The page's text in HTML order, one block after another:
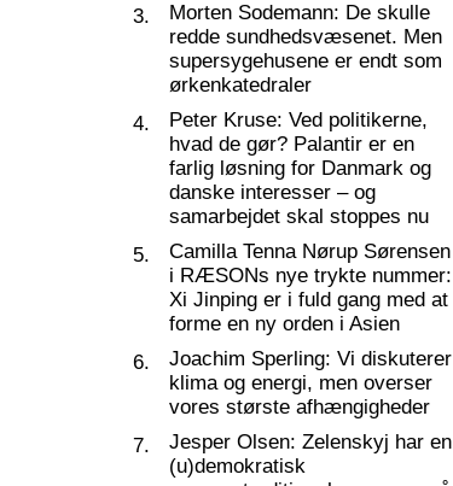
3.
Morten Sodemann: De skulle
redde sundhedsvæsenet. Men
supersygehusene er endt som
ørkenkatedraler
4.
Peter Kruse: Ved politikerne,
hvad de gør? Palantir er en
farlig løsning for Danmark og
danske interesser – og
samarbejdet skal stoppes nu
5.
Camilla Tenna Nørup Sørensen
i RÆSONs nye trykte nummer:
Xi Jinping er i fuld gang med at
forme en ny orden i Asien
6.
Joachim Sperling: Vi diskuterer
klima og energi, men overser
vores største afhængigheder
7.
Jesper Olsen: Zelenskyj har en
(u)demokratisk